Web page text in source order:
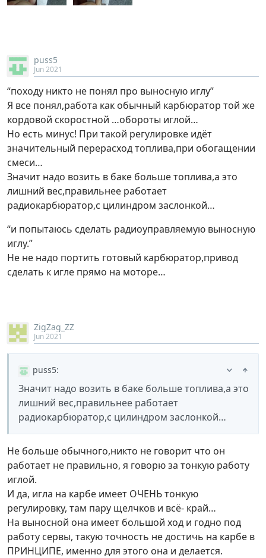
puss5
Jun 2021
“походу никто не понял про выносную иглу”
Я все понял,работа как обычный карбюратор той же
кордовой скоростной …обороты иглой…
Но есть минус! При такой регулировке идёт
значительный перерасход топлива,при обогащении
смеси…
Значит надо возить в баке больше топлива,а это
лишний вес,правильнее работает
радиокарбюратор,с цилиндром заслонкой…
“и попытаюсь сделать радиоуправляемую выносную
иглу.”
Не не надо портить готовый карбюратор,привод
сделать к игле прямо на моторе…
ZigZag_ZZ
Jun 2021
puss5:
Значит надо возить в баке больше топлива,а это
лишний вес,правильнее работает
радиокарбюратор,с цилиндром заслонкой…
Не больше обычного,никто не говорит что он
работает не правильно, я говорю за тонкую работу
иглой.
И да, игла на карбе имеет ОЧЕНЬ тонкую
регулировку, там пару щелчков и всё- край…
На выносной она имеет большой ход и годно под
работу сервы, такую точность не достичь на карбе в
ПРИНЦИПЕ, именно для этого она и делается.